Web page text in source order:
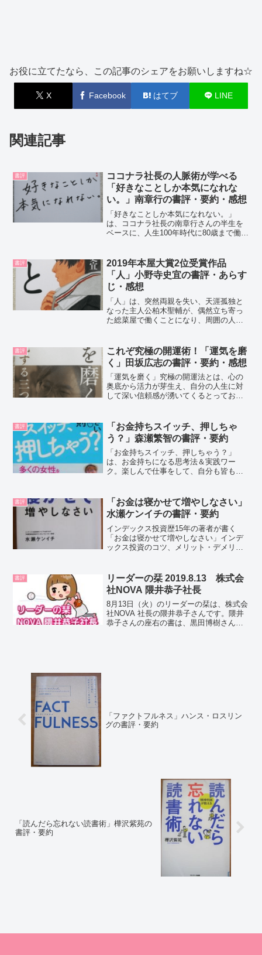
お役に立てたなら、この記事のシェアをお願いしますね☆
X Facebook はてブ LINE
関連記事
書評
ココナラ社長の人脈術が学べる
「好きなことしか本気になれな
い。」南章行の書評・要約・感想
「好きなことしか本気になれない。」
は、ココナラ社長の南章行さんの半生を
ベースに、人生100年時代に80歳まで働く
とに書かれた学び多い一冊です。南章行
さんの紹介南章行さん...
書評
2019年本屋大賞2位受賞作品
「人」小野寺史宜の書評・あらす
じ・感想
「人」は、突然両親を失い、天涯孤独と
なった主人公柏木聖輔が、偶然立ち寄っ
た総菜屋で働くことになり、周囲の人と
とした日常を描いています。小野寺史宜
さんの紹介2006年に「...
書評
これぞ究極の開運術！「運気を磨
く」田坂広志の書評・要約・感想
「運気を磨く」究極の開運法とは、心の
奥底から活力が芽生え、自分の人生に対
して深い信頼感が湧いてくるとっておき
です。田坂広志さんの紹介東京大学大学
院修了。工学博士（原子力...
書評
「お金持ちスイッチ、押しちゃ
う？」森瀬繁智の書評・要約
「お金持ちスイッチ、押しちゃう？」
は、お金持ちになる思考法＆実践ワー
ク。楽しんで仕事をして、自分も皆も喜
ど、モゲさん流成幸法則。こんな人にお
すすめ・幸せなお金持ちになりた...
書評
「お金は寝かせて増やしなさい」
水瀬ケンイチの書評・要約
インデックス投資歴15年の著者が書く
「お金は寝かせて増やしなさい」インデ
ックス投資のコツ、メリット・デメリッ
らかし投資手法。こんな人におすすめ・
毎月一定額を積み立てる...
書評
リーダーの栞 2019.8.13 株式会
社NOVA 隈井恭子社長
8月13日（火）のリーダーの栞は、株式会
社NOVA 社長の隈井恭子さんです。隈井
恭子さんの座右の書は、黒田博樹さんの
「ファクトフルネス」ハンス・ロスリン
グの書評・要約
「読んだら忘れない読書術」樺沢紫苑の
書評・要約